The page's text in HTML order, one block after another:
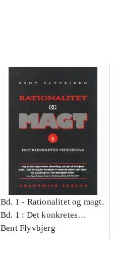
Bd. 1 - Rationalitet og magt.
Bd. 1 : Det konkretes
videnskab
Bent Flyvbjerg